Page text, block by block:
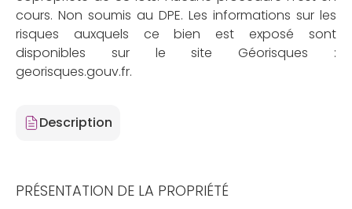
cours. Non soumis au DPE. Les informations sur les
risques auxquels ce bien est exposé sont
disponibles sur le site Géorisques :
georisques.gouv.fr.
Description
PRÉSENTATION DE LA PROPRIÉTÉ